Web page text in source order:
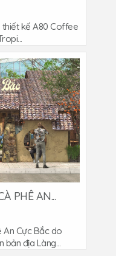
thiết kế A80 Coffee
PHÊ AN...
An Cực Bắc do
bản địa Làng...